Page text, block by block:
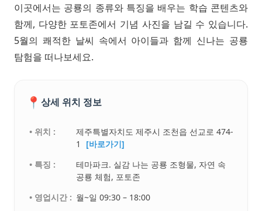
이곳에서는 공룡의 종류와 특징을 배우는 학습 콘텐츠와
함께, 다양한 포토존에서 기념 사진을 남길 수 있습니다.
5월의 쾌적한 날씨 속에서 아이들과 함께 신나는 공룡
탐험을 떠나보세요.
📍 상세 위치 정보
• 위치 :
제주특별자치도 제주시 조천읍 선교로 474-
1
[바로가기]
• 특징 :
테마파크. 실감 나는 공룡 조형물, 자연 속
공룡 체험, 포토존
• 영업시간 : 월~일 09:30 – 18:00